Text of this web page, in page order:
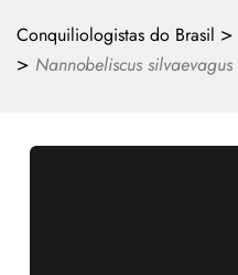
Conquiliologistas do Brasil >
> Nannobeliscus silvaevagus